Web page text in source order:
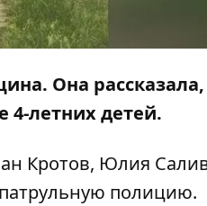
Она рассказала,
4-летних детей.
Кротов, Юлия
полицию.